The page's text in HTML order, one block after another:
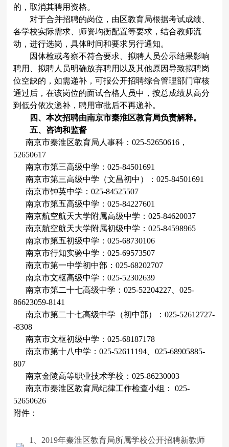
的，取消其聘用资格。
对于合并招聘的岗位，由区教育局根据考试成绩、
各学校实际需求、师资均衡配置等要求，结合教师流
动，进行选岗，具体时间和要求另行通知。
因体检或考察不符合要求、拟聘人员公示结果影响
聘用、拟聘人员明确放弃聘用以及其他原因导致拟聘岗
位空缺的，如需递补，可报公开招聘综合管理部门审核
通过后，在该岗位的面试合格人员中，按总成绩从高分
到低分依次递补，聘用审批后不再递补。
四、本次招聘由南京市秦淮区教育局负责解释。
五、咨询和监督
南京市秦淮区教育局人事科：025-52650616 ，
52650617
南京市第三高级中学：025-84501691
南京市第三高级中学（文昌初中）：025-84501691
南京市钟英中学：025-84525507
南京市第五高级中学：025-84227601
南京航空航天大学附属高级中学：025-84620037
南京航空航天大学附属初级中学：025-84598965
南京市第五初级中学：025-68730106
南京市行知实验中学：025-69573507
南京市第一中学初中部 ：025-68202707
南京市文枢高级中学：025-52302639
南京市第二十七高级中学：025-52204227 、025-
86623059-8141
南京市第二十七高级中学（初中部）：025-52612727-
-8308
南京市文枢初级中学：025-68187178
南京市第十八中学：025-52611194 、025-68905885-
807
南京金陵高等职业技术学校：025-86230003
南京市秦淮区教育局纪律工作检查小组：
025-
52650626
附件：
1、2019年秦淮区教育局所属学校公开招聘新教师